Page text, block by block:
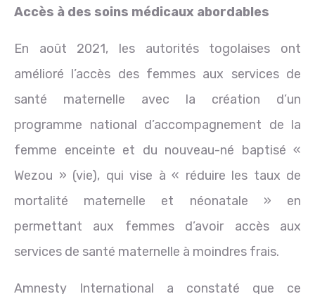
Accès à des soins médicaux abordables
En août 2021, les autorités togolaises ont
amélioré l’accès des femmes aux services de
santé maternelle avec la création d’un
programme national d’accompagnement de la
femme enceinte et du nouveau-né baptisé «
Wezou » (vie), qui vise à « réduire les taux de
mortalité maternelle et néonatale » en
permettant aux femmes d’avoir accès aux
services de santé maternelle à moindres frais.
Amnesty International a constaté que ce